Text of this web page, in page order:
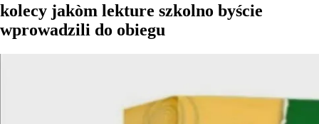
kolecy jakòm lekture szkolno byście
wprowadzili do obiegu